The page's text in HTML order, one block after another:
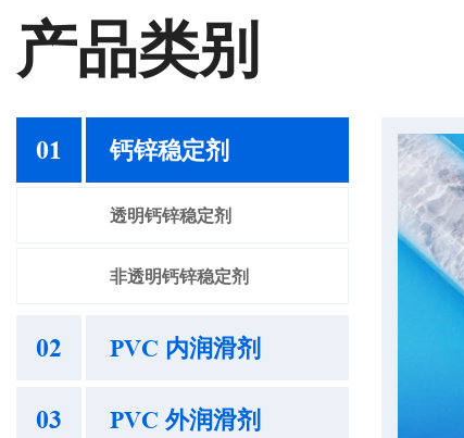
产品类别
01 钙锌稳定剂
透明钙锌稳定剂
非透明钙锌稳定剂
02 PVC 内润滑剂
03 PVC 外润滑剂